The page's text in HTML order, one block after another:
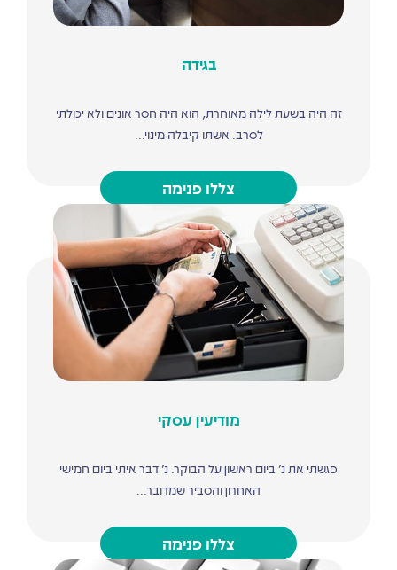
בגידה
זה היה בשעת לילה מאוחרת, הוא היה חסר אונים ולא יכולתי
לסרב. אשתו קיבלה מינוי...
צללו פנימה
מודיעין עסקי
פגשתי את נ' ביום ראשון על הבוקר. נ' דבר איתי ביום חמישי
האחרון והסביר שמדובר...
צללו פנימה